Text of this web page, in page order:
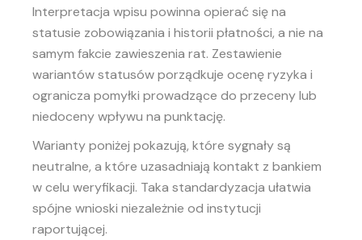
Interpretacja wpisu powinna opierać się na
statusie zobowiązania i historii płatności, a nie na
samym fakcie zawieszenia rat. Zestawienie
wariantów statusów porządkuje ocenę ryzyka i
ogranicza pomyłki prowadzące do przeceny lub
niedoceny wpływu na punktację.
Warianty poniżej pokazują, które sygnały są
neutralne, a które uzasadniają kontakt z bankiem
w celu weryfikacji. Taka standardyzacja ułatwia
spójne wnioski niezależnie od instytucji
raportującej.